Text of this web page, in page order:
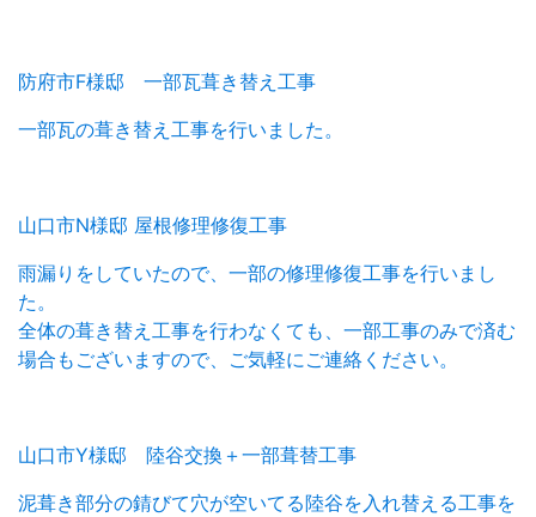
防府市F様邸 一部瓦葺き替え工事
一部瓦の葺き替え工事を行いました。
山口市N様邸 屋根修理修復工事
雨漏りをしていたので、一部の修理修復工事を行いまし
た。
全体の葺き替え工事を行わなくても、一部工事のみで済む
場合もございますので、ご気軽にご連絡ください。
山口市Y様邸 陸谷交換＋一部葺替工事
泥葺き部分の錆びて穴が空いてる陸谷を入れ替える工事を